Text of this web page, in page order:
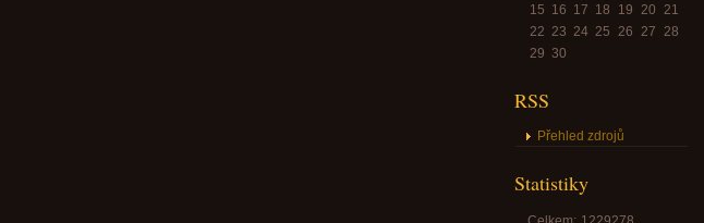
15 16 17 18 19 20
21
22 23 24 25 26 27
28
29 30
RSS
Přehled zdrojů
Statistiky